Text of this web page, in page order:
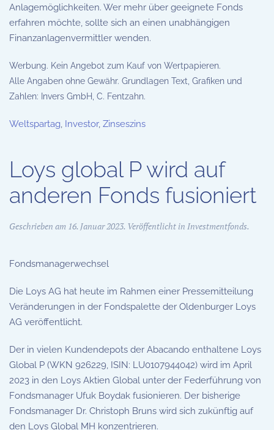
Anlagemöglichkeiten. Wer mehr über geeignete Fonds
erfahren möchte, sollte sich an einen unabhängigen
Finanzanlagenvermittler wenden.
Werbung. Kein Angebot zum Kauf von Wertpapieren.
Alle Angaben ohne Gewähr. Grundlagen Text, Grafiken und
Zahlen: Invers GmbH, C. Fentzahn.
Weltspartag, Investor, Zinseszins
Loys global P wird auf
anderen Fonds fusioniert
Geschrieben am 16. Januar 2023. Veröffentlicht in Investmentfonds.
Fondsmanagerwechsel
Die Loys AG hat heute im Rahmen einer Pressemitteilung
Veränderungen in der Fondspalette der Oldenburger Loys
AG veröffentlicht.
Der in vielen Kundendepots der Abacando enthaltene Loys
Global P (WKN 926229, ISIN: LU0107944042) wird im April
2023 in den Loys Aktien Global unter der Federführung von
Fondsmanager Ufuk Boydak fusionieren. Der bisherige
Fondsmanager Dr. Christoph Bruns wird sich zukünftig auf
den Loys Global MH konzentrieren.